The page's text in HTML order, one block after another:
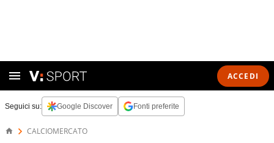
ACCEDI
Seguici su: Google Discover Fonti preferite
CALCIOMERCATO